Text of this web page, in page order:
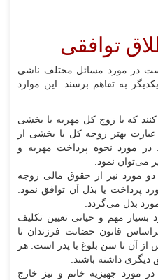
توافقی
در مورد مسائل مختلف ناشی
به تفاهم برسند. این موارد
که یا زوج کل مهریه یا بخشی
بهتر زوجه کل یا بخشی از
در مورد نحوه پرداخت مهریه و
می‌توان نمود.
مورد نیز از حقوق مالی زوجه
پرداخت یا بذل آن توافق نمود.
بذل می‌گردد.
بسیار مهم و حیاتی تعیین تکلیف
قانون حضانت فرزندان تا
پس از آن تا سن بلوغ با پدر است. هر
دیگری داشته باشند.
مورد جهیزیه خانم و نیز خارج